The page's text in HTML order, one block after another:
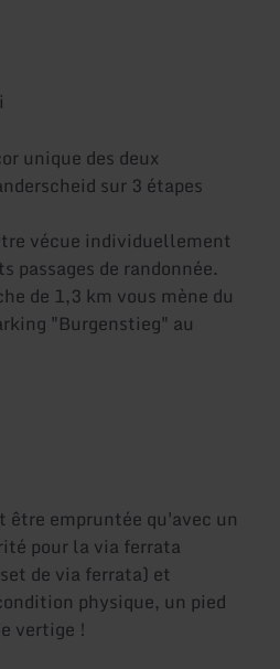
unique des deux
sur 3 étapes
vécue individuellement
passages de randonnée.
de 1,3 km vous mène du
"Burgenstieg" au
être empruntée qu'avec un
pour la via ferrata
de via ferrata) et
physique, un pied
vertige !